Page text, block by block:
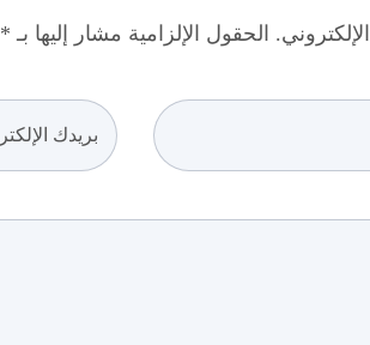
الحقول الإلزامية مشار إليها بـ *